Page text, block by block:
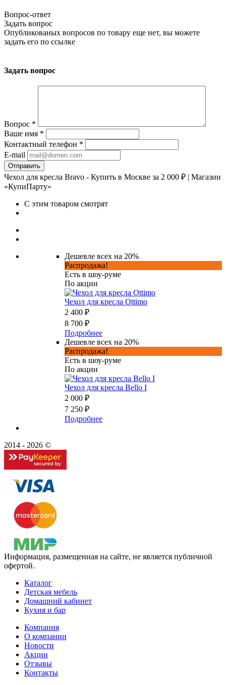
Вопрос-ответ
Задать вопрос
Опубликованых вопросов по товару еще нет, вы можете
задать его по ссылке
Задать вопрос
Вопрос *
Ваше имя *
Контактный телефон *
E-mail
Чехол для кресла Bravo - Купить в Москве за 2 000 ₽ | Магазин
«КупиПарту»
С этим товаром смотрят
Дешевле всех на 20%
Распродажа!
Есть в шоу-руме
По акции
Чехол для кресла Ottimo
2 400 ₽
8 700 ₽
Подробнее
Дешевле всех на 20%
Распродажа!
Есть в шоу-руме
По акции
Чехол для кресла Bello I
2 000 ₽
7 250 ₽
Подробнее
2014 - 2026 ©
Информация, размещенная на сайте, не является публичной
офертой.
Каталог
Детская мебель
Домашний кабинет
Кухня и бар
Компания
О компании
Новости
Акции
Отзывы
Контакты